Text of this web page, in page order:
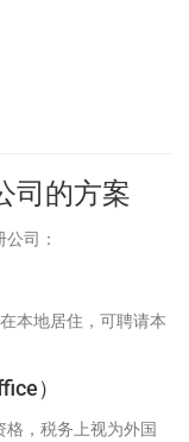
司的方案
司：
本地居住，可聘请本
）
，税务上视为外国